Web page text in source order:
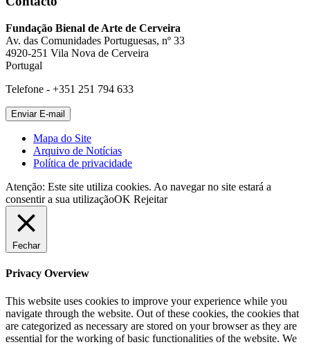
Fundação Bienal de Arte de Cerveira
Av. das Comunidades Portuguesas, nº 33
4920-251 Vila Nova de Cerveira
Portugal
Telefone - +351 251 794 633
Mapa do Site
Arquivo de Notícias
Política de privacidade
Atenção: Este site utiliza cookies. Ao navegar no site estará a
consentir a sua utilizaçãoOK Rejeitar
Fechar
Privacy Overview
This website uses cookies to improve your experience while you
navigate through the website. Out of these cookies, the cookies that
are categorized as necessary are stored on your browser as they are
essential for the working of basic functionalities of the website. We